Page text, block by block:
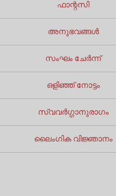
ഫാന്റസി
അനുഭവങ്ങൾ
സംഘം ചേർന്ന്
ഒളിഞ്ഞ് നോട്ടം
സ്വവർഗ്ഗാനുരാഗം
ലൈംഗിക വിജ്ഞാനം